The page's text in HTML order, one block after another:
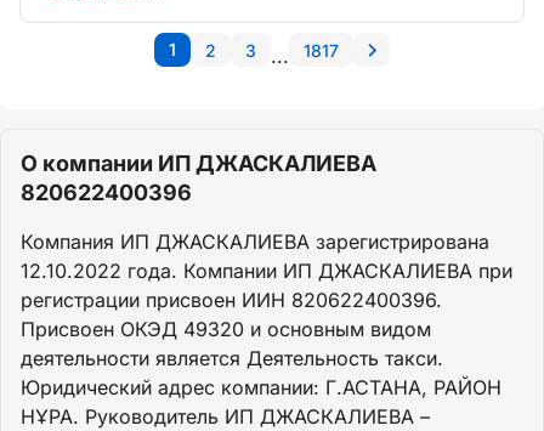
1 2 3 ... 1817
О компании ИП ДЖАСКАЛИЕВА
820622400396
Компания ИП ДЖАСКАЛИЕВА зарегистрирована
12.10.2022 года. Компании ИП ДЖАСКАЛИЕВА при
регистрации присвоен ИИН 820622400396.
Присвоен ОКЭД 49320 и основным видом
деятельности является Деятельность такси.
Юридический адрес компании: Г.АСТАНА, РАЙОН
НҰРА. Руководитель ИП ДЖАСКАЛИЕВА –